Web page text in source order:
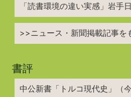
「読書環境の違い実感」岩手
>>ニュース・新聞掲載記事を
書評
中公新書「トルコ現代史」（